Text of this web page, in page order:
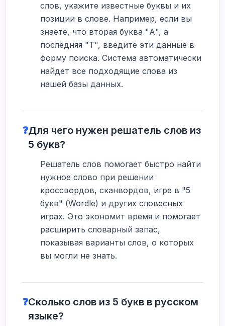
слов, укажите известные буквы и их
позиции в слове. Например, если вы
знаете, что вторая буква "А", а
последняя "Т", введите эти данные в
форму поиска. Система автоматически
найдет все подходящие слова из
нашей базы данных.
❓Для чего нужен решатель слов из
5 букв?
Решатель слов помогает быстро найти
нужное слово при решении
кроссвордов, сканвордов, игре в "5
букв" (Wordle) и других словесных
играх. Это экономит время и помогает
расширить словарный запас,
показывая варианты слов, о которых
вы могли не знать.
❓Сколько слов из 5 букв в русском
языке?